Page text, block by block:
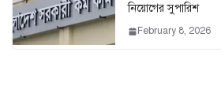
নিয়োগের সুপারিশ
February 8, 2026